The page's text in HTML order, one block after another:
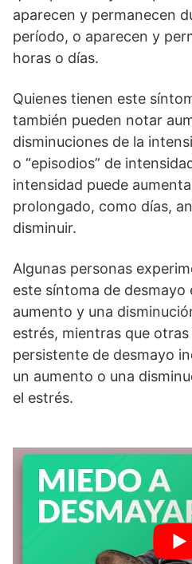
aparecen y permanecen
período, o aparecen y
horas o días.
Quienes tienen este
también pueden notar
disminuciones de la
o “episodios” de
intensidad puede
prolongado, como días,
disminuir.
Algunas personas
este síntoma de desmayo
aumento y una
estrés, mientras que
persistente de desmayo
un aumento o una
el estrés.